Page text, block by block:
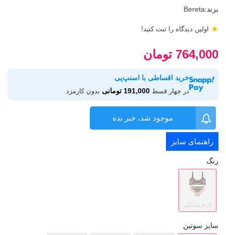
برند:Bereta
اولین دیدگاه را ثبت کنید! ★
764,000 تومان
خرید اقساطی با اسنپ‌پی
در چهار قسط 191,000 تومانی بدون کارمزد
موجود شد، خبر بده
راهنمای سایز
رنگ
کرم مشکی
سایز سوتین